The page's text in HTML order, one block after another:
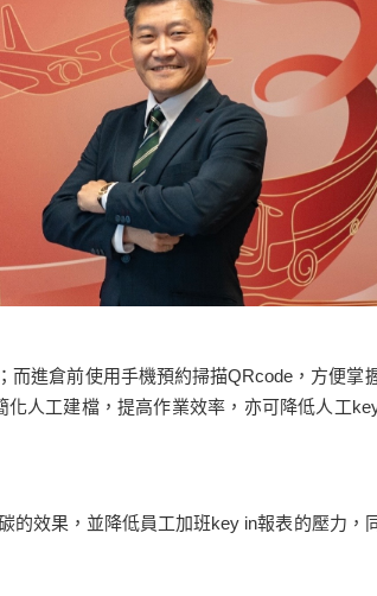
進倉前使用手機預約掃描QRcode，方便掌
人工建檔，提高作業效率，亦可降低人工
效果，並降低員工加班key in報表的壓力，